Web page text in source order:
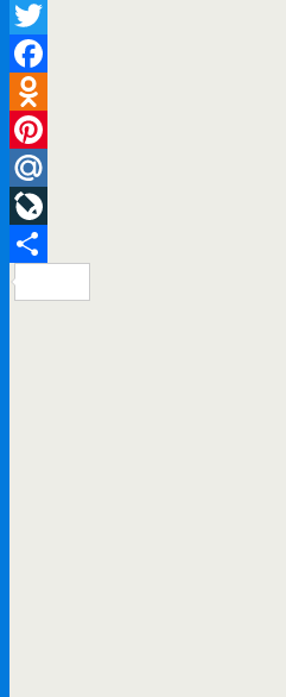
VK
Twitter
Facebook
Odnoklassniki
Pinterest
Mail.Ru
LiveJournal